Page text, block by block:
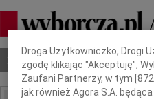
Nekrologi Odeszli Poradnik
Dbamy o Twoją prywatność
Droga Użytkowniczko, Drogi
zgodę klikając "Akceptuję",
Zaufani Partnerzy, w tym [872
jak również Agora S.A.